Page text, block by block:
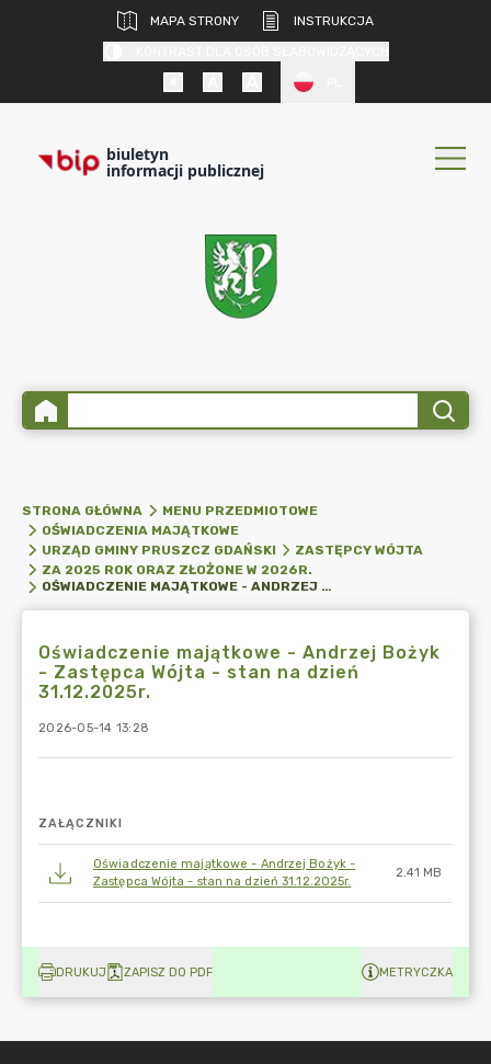
MAPA STRONY
INSTRUKCJA
biuletyn
informacji publicznej
STRONA GŁÓWNA
MENU PRZEDMIOTOWE
OŚWIADCZENIA MAJĄTKOWE
URZĄD GMINY PRUSZCZ GDAŃSKI
ZASTĘPCY WÓJTA
ZA 2025 ROK ORAZ ZŁOŻONE W 2026R.
OŚWIADCZENIE MAJĄTKOWE - ANDRZEJ BOŻYK - ZASTĘPCA WÓJTA - STAN NA DZIEŃ 31.12.2025R.
Oświadczenie majątkowe - Andrzej Bożyk
- Zastępca Wójta - stan na dzień
31.12.2025r.
2026-05-14 13:28
ZAŁĄCZNIKI
Oświadczenie majątkowe - Andrzej Bożyk -
Zastępca Wójta - stan na dzień 31.12.2025r.
2.41 MB
DRUKUJ ZAPISZ DO PDF METRYCZKA